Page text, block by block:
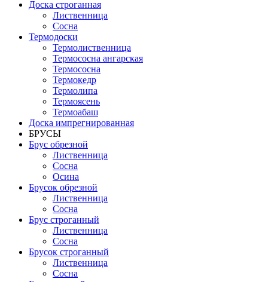
Доска строганная
Лиственница
Сосна
Термодоски
Термолиственница
Термососна ангарская
Термососна
Термокедр
Термолипа
Термоясень
Термоабаш
Доска импрегнированная
БРУСЫ
Брус обрезной
Лиственница
Сосна
Осина
Брусок обрезной
Лиственница
Сосна
Брус строганный
Лиственница
Сосна
Брусок строганный
Лиственница
Сосна